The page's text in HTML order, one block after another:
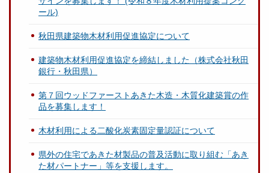
ール)
秋田県建築物木材利用促進協定について
建築物木材利用促進協定を締結しました（株式会社秋田
銀行・秋田県）
第７回ウッドファーストあきた木造・木質化建築賞の作
品を募集します！
木材利用による二酸化炭素固定量認証について
県外の住宅であきた材製品の普及活動に取り組む「あき
た材パートナー」等を支援します。